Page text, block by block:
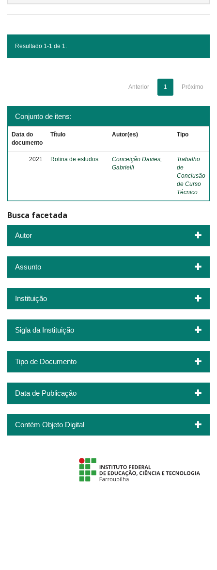
Resultado 1-1 de 1.
Anterior 1 Próximo
Conjunto de itens:
Data do
documento
Título Autor(es) Tipo
2021 Rotina de estudos
Conceição Davies,
Gabrielli
Trabalho
de
Conclusão
de Curso
Técnico
Busca facetada
Autor
Assunto
Instituição
Sigla da Instituição
Tipo de Documento
Data de Publicação
Contém Objeto Digital